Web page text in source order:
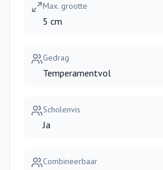
Max. grootte
5 cm
Gedrag
Temperamentvol
Scholenvis
Ja
Combineerbaar